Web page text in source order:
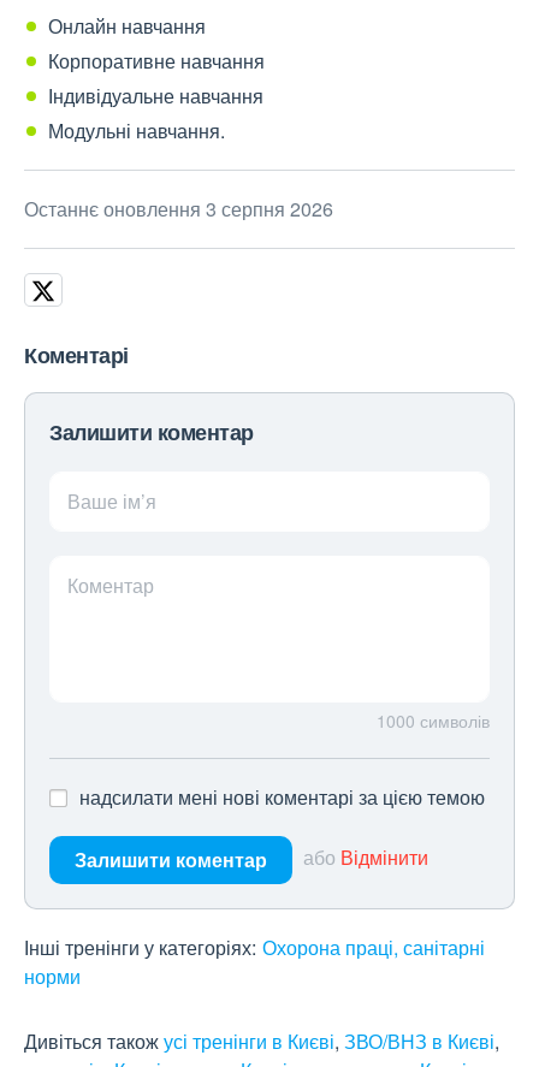
Онлайн навчання
Корпоративне навчання
Індивідуальне навчання
Модульні навчання.
Останнє оновлення 3 серпня 2026
Коментарі
Залишити коментар
Ваше ім’я
Коментар
1000 символів
надсилати мені нові коментарі за цією темою
Залишити коментар або Відмінити
Інші тренінги у категоріях: Охорона праці, санітарні
норми
Дивіться такожусі тренінги в Києві, ЗВО/ВНЗ в Києві,